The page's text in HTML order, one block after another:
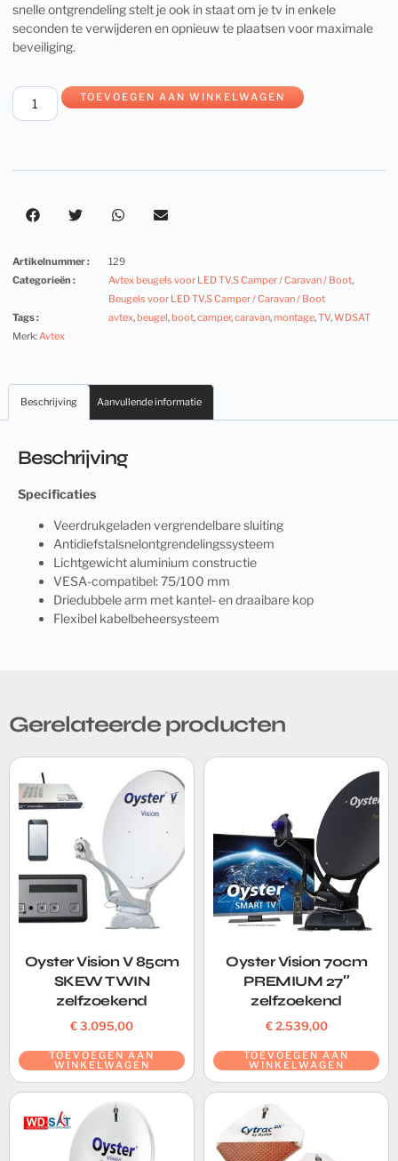
snelle ontgrendeling stelt je ook in staat om je tv in enkele
seconden te verwijderen en opnieuw te plaatsen voor maximale
beveiliging.
TOEVOEGEN AAN WINKELWAGEN
Artikelnummer :
129
Categorieën :
Avtex beugels voor LED TV,S Camper / Caravan / Boot,
Beugels voor LED TV,S Camper / Caravan / Boot
Tags :
avtex,beugel,boot,camper,caravan,montage,TV,WDSAT
Merk:Avtex
Beschrijving Aanvullende informatie
Beschrijving
Specificaties
Veerdrukgeladen vergrendelbare sluiting
Antidiefstalsnelontgrendelingssysteem
Lichtgewicht aluminium constructie
VESA-compatibel: 75/100 mm
Driedubbele arm met kantel- en draaibare kop
Flexibel kabelbeheersysteem
Gerelateerde producten
Oyster Vision V 85cm
SKEW TWIN
zelfzoekend
€3.095,00
TOEVOEGEN AAN
WINKELWAGEN
Oyster Vision 70cm
PREMIUM 27″
zelfzoekend
€2.539,00
TOEVOEGEN AAN
WINKELWAGEN